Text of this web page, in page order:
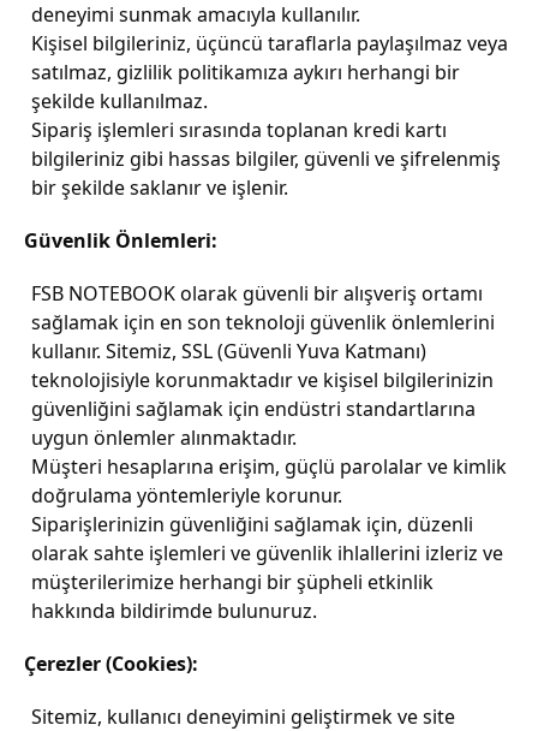
deneyimi sunmak amacıyla kullanılır.
Kişisel bilgileriniz, üçüncü taraflarla paylaşılmaz veya
satılmaz, gizlilik politikamıza aykırı herhangi bir
şekilde kullanılmaz.
Sipariş işlemleri sırasında toplanan kredi kartı
bilgileriniz gibi hassas bilgiler, güvenli ve şifrelenmiş
bir şekilde saklanır ve işlenir.
Güvenlik Önlemleri:
FSB NOTEBOOK olarak güvenli bir alışveriş ortamı
sağlamak için en son teknoloji güvenlik önlemlerini
kullanır. Sitemiz, SSL (Güvenli Yuva Katmanı)
teknolojisiyle korunmaktadır ve kişisel bilgilerinizin
güvenliğini sağlamak için endüstri standartlarına
uygun önlemler alınmaktadır.
Müşteri hesaplarına erişim, güçlü parolalar ve kimlik
doğrulama yöntemleriyle korunur.
Siparişlerinizin güvenliğini sağlamak için, düzenli
olarak sahte işlemleri ve güvenlik ihlallerini izleriz ve
müşterilerimize herhangi bir şüpheli etkinlik
hakkında bildirimde bulunuruz.
Çerezler (Cookies):
Sitemiz, kullanıcı deneyimini geliştirmek ve site